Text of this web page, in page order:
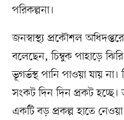
পরিকল্পনা।
জনস্বাস্থ্য প্রকৌশল
বলেছেন, চিম্বুক পাহাড়ে
ভূগর্ভস্থ পানি পাওয়া যায়
সংকট দিন দিন প্রকট
একটি বড় প্রকল্প হাতে নেওয়া